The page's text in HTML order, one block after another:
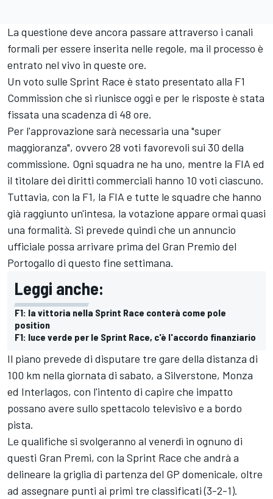
La questione deve ancora passare attraverso i canali
formali per essere inserita nelle regole, ma il processo è
entrato nel vivo in queste ore.
Un voto sulle Sprint Race è stato presentato alla F1
Commission che si riunisce oggi e per le risposte è stata
fissata una scadenza di 48 ore.
Per l'approvazione sarà necessaria una "super
maggioranza", ovvero 28 voti favorevoli sui 30 della
commissione. Ogni squadra ne ha uno, mentre la FIA ed
il titolare dei diritti commerciali hanno 10 voti ciascuno.
Tuttavia, con la F1, la FIA e tutte le squadre che hanno
già raggiunto un'intesa, la votazione appare ormai quasi
una formalità. Si prevede quindi che un annuncio
ufficiale possa arrivare prima del Gran Premio del
Portogallo di questo fine settimana.
Leggi anche:
F1: la vittoria nella Sprint Race conterà come pole
position
F1: luce verde per le Sprint Race, c'è l'accordo finanziario
Il piano prevede di disputare tre gare della distanza di
100 km nella giornata di sabato, a Silverstone, Monza
ed Interlagos, con l'intento di capire che impatto
possano avere sullo spettacolo televisivo e a bordo
pista.
Le qualifiche si svolgeranno al venerdì in ognuno di
questi Gran Premi, con la Sprint Race che andrà a
delineare la griglia di partenza del GP domenicale, oltre
ad assegnare punti ai primi tre classificati (3-2-1).